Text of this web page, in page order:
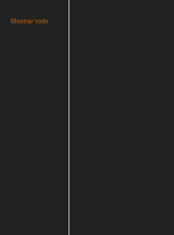
Mostrar todo